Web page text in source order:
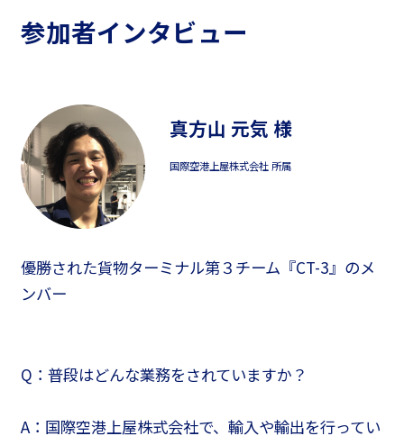
参加者インタビュー
真方山 元気 様
国際空港上屋株式会社 所属
優勝された貨物ターミナル第３チーム『CT-3』のメ
ンバー
Q：普段はどんな業務をされていますか？
A：国際空港上屋株式会社で、輸入や輸出を行ってい